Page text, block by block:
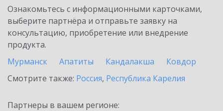
Ознакомьтесь с информационными карточками,
выберите партнёра и отправьте заявку на
консультацию, приобретение или внедрение
продукта.
Мурманск
Апатиты Кандалакша
Ковдор
Смотрите также: Россия, Республика Карелия
Партнеры в вашем регионе: